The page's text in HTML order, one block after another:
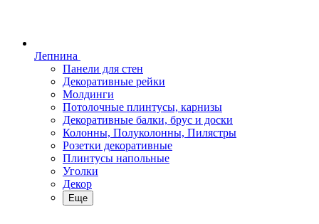
Лепнина
Панели для стен
Декоративные рейки
Молдинги
Потолочные плинтусы, карнизы
Декоративные балки, брус и доски
Колонны, Полуколонны, Пилястры
Розетки декоративные
Плинтусы напольные
Уголки
Декор
Еще